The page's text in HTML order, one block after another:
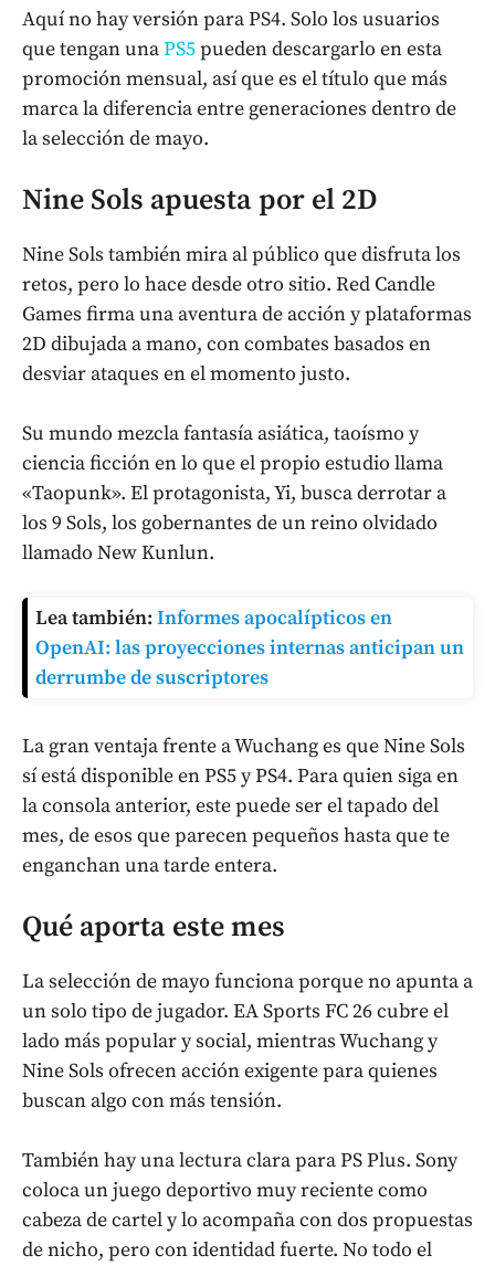
Aquí no hay versión para PS4. Solo los usuarios
que tengan unaPS5pueden descargarlo en esta
promoción mensual, así que es el título que más
marca la diferencia entre generaciones dentro de
la selección de mayo.
Nine Sols apuesta por el 2D
Nine Sols también mira al público que disfruta los
retos, pero lo hace desde otro sitio. Red Candle
Games firma una aventura de acción y plataformas
2D dibujada a mano, con combates basados en
desviar ataques en el momento justo.
Su mundo mezcla fantasía asiática, taoísmo y
ciencia ficción en lo que el propio estudio llama
«Taopunk». El protagonista, Yi, busca derrotar a
los 9 Sols, los gobernantes de un reino olvidado
llamado New Kunlun.
Lea también: Informes apocalípticos en
OpenAI: las proyecciones internas anticipan un
derrumbe de suscriptores
La gran ventaja frente a Wuchang es que Nine Sols
sí está disponible en PS5 y PS4. Para quien siga en
la consola anterior, este puede ser el tapado del
mes, de esos que parecen pequeños hasta que te
enganchan una tarde entera.
Qué aporta este mes
La selección de mayo funciona porque no apunta a
un solo tipo de jugador. EA Sports FC 26 cubre el
lado más popular y social, mientras Wuchang y
Nine Sols ofrecen acción exigente para quienes
buscan algo con más tensión.
También hay una lectura clara para PS Plus. Sony
coloca un juego deportivo muy reciente como
cabeza de cartel y lo acompaña con dos propuestas
de nicho, pero con identidad fuerte. No todo el